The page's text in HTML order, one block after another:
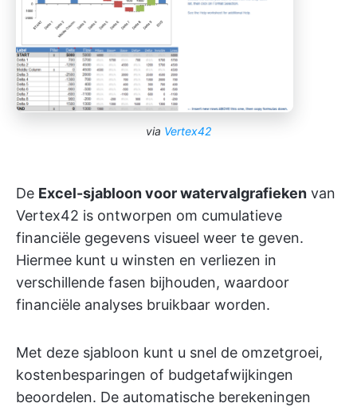
via Vertex42
De Excel-sjabloon voor watervalgrafieken van
Vertex42 is ontworpen om cumulatieve
financiële gegevens visueel weer te geven.
Hiermee kunt u winsten en verliezen in
verschillende fasen bijhouden, waardoor
financiële analyses bruikbaar worden.
Met deze sjabloon kunt u snel de omzetgroei,
kostenbesparingen of budgetafwijkingen
beoordelen. De automatische berekeningen